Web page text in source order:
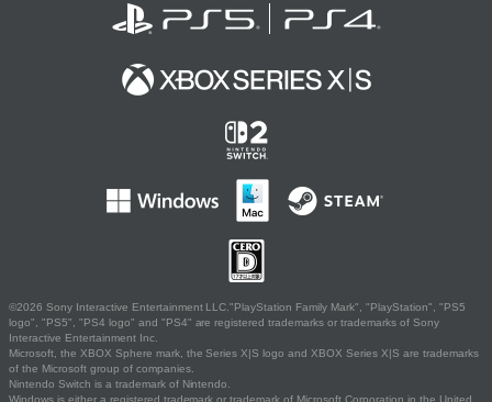
©2026 Sony Interactive Entertainment LLC."PlayStation Family Mark", "PlayStation", "PS5
logo", "PS5", "PS4 logo" and "PS4" are registered trademarks or trademarks of Sony
Interactive Entertainment Inc.
Microsoft, the XBOX Sphere mark, the Series X|S logo and XBOX Series X|S are trademarks
of the Microsoft group of companies.
Nintendo Switch is a trademark of Nintendo.
Windows is either a registered trademark or trademark of Microsoft Corporation in the United